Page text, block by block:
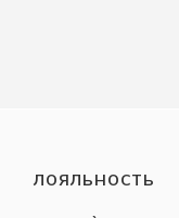
ЛОЯЛЬНОСТЬ